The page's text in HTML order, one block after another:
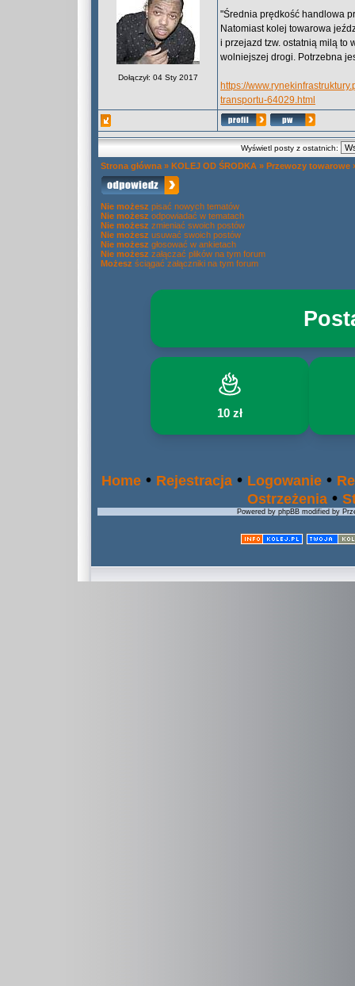
Dołączył: 04 Sty 2017
"Średnia prędkość handlowa
Natomiast kolej towarowa
i przejazd tzw. ostatnią milą to
wolniejszej drogi. Potrzebna
https://
transportu-64029.html
Wyświetl posty z ostatnich:
Strona główna » KOLEJ OD ŚRODKA » Przewozy towarowe
Nie możesz pisać nowych tematów
Nie możesz odpowiadać w tematach
Nie możesz zmieniać swoich postów
Nie możesz usuwać swoich postów
Nie możesz głosować w ankietach
Nie możesz załączać plików na tym forum
Możesz ściągać załączniki na tym forum
10 zł
Home • Rejestracja • Logowanie •
Ostrzeżenia •
Powered by phpBB modified by